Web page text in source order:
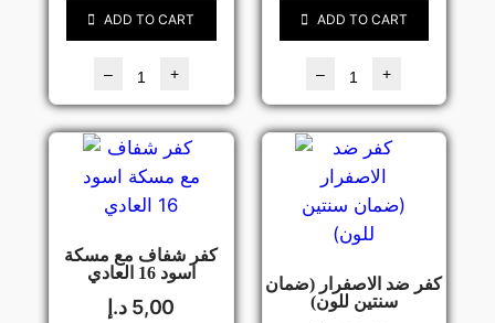
ADD TO CART
– +
ADD TO CART
– +
كفر شفاف مع مسكة
اسود 16 العادي
5,00 د.إ
كفر ضد الاصفرار (ضمان
سنتين للون)